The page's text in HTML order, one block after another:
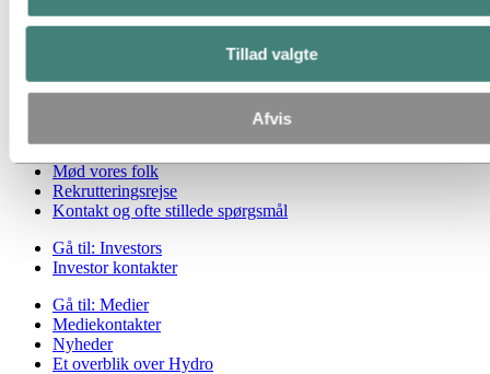
Tillad valgte
Afvis
Vejen til klimaneutral produktion
Jobmuligheder
Mød vores folk
Rekrutteringsrejse
Kontakt og ofte stillede spørgsmål
Gå til: Investors
Investor kontakter
Gå til: Medier
Mediekontakter
Nyheder
Et overblik over Hydro